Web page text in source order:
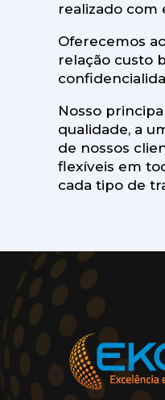
realizado com
Oferecemos
relação custo
Nosso
qualidade, a
de nossos
flexíveis em
cada tipo de